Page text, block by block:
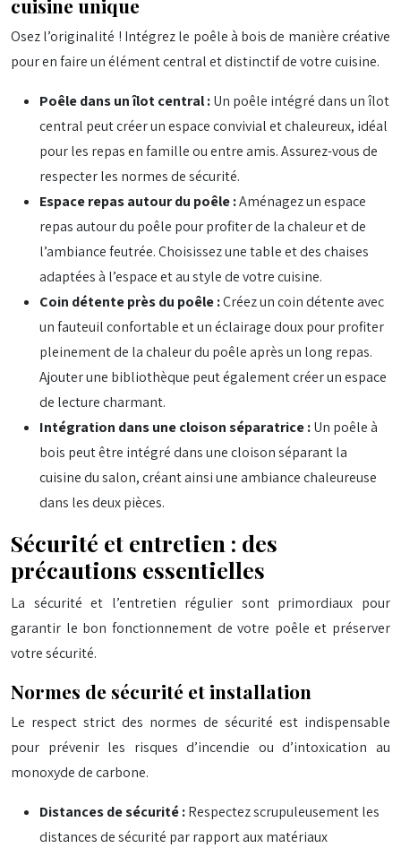
cuisine unique
Osez l’originalité ! Intégrez le poêle à bois de manière créative
pour en faire un élément central et distinctif de votre cuisine.
Poêle dans un îlot central :Un poêle intégré dans un îlot
central peut créer un espace convivial et chaleureux, idéal
pour les repas en famille ou entre amis. Assurez-vous de
respecter les normes de sécurité.
Espace repas autour du poêle :Aménagez un espace
repas autour du poêle pour profiter de la chaleur et de
l’ambiance feutrée. Choisissez une table et des chaises
adaptées à l’espace et au style de votre cuisine.
Coin détente près du poêle :Créez un coin détente avec
un fauteuil confortable et un éclairage doux pour profiter
pleinement de la chaleur du poêle après un long repas.
Ajouter une bibliothèque peut également créer un espace
de lecture charmant.
Intégration dans une cloison séparatrice :Un poêle à
bois peut être intégré dans une cloison séparant la
cuisine du salon, créant ainsi une ambiance chaleureuse
dans les deux pièces.
Sécurité et entretien : des
précautions essentielles
La sécurité et l’entretien régulier sont primordiaux pour
garantir le bon fonctionnement de votre poêle et préserver
votre sécurité.
Normes de sécurité et installation
Le respect strict des normes de sécurité est indispensable
pour prévenir les risques d’incendie ou d’intoxication au
monoxyde de carbone.
Distances de sécurité :Respectez scrupuleusement les
distances de sécurité par rapport aux matériaux